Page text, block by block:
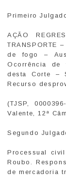
Primeiro
AÇÃO
TRANSPORTE
de fogo –
Ocorrência de
desta Corte –
Recurso
(TJSP,
Valente, 12ª
Segundo
Processual
Roubo.
de mercadoria